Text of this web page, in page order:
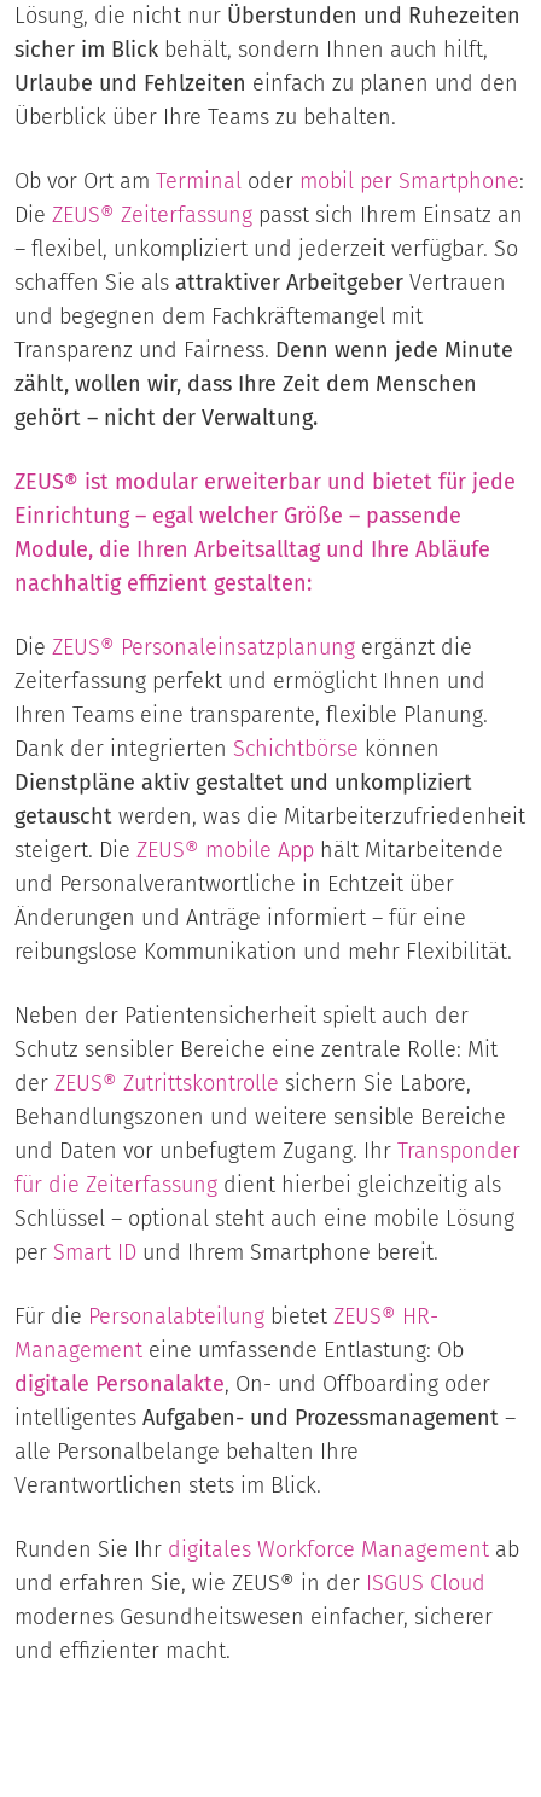
Lösung, die nicht nur Überstunden und Ruhezeiten
sicher im Blick behält, sondern Ihnen auch hilft,
Urlaube und Fehlzeiten einfach zu planen und den
Überblick über Ihre Teams zu behalten.
Ob vor Ort am Terminal oder mobil per Smartphone:
Die ZEUS® Zeiterfassung passt sich Ihrem Einsatz an
– flexibel, unkompliziert und jederzeit verfügbar. So
schaffen Sie als attraktiver Arbeitgeber Vertrauen
und begegnen dem Fachkräftemangel mit
Transparenz und Fairness. Denn wenn jede Minute
zählt, wollen wir, dass Ihre Zeit dem Menschen
gehört – nicht der Verwaltung.
ZEUS® ist modular erweiterbar und bietet für jede
Einrichtung – egal welcher Größe – passende
Module, die Ihren Arbeitsalltag und Ihre Abläufe
nachhaltig effizient gestalten:
Die ZEUS® Personaleinsatzplanung ergänzt die
Zeiterfassung perfekt und ermöglicht Ihnen und
Ihren Teams eine transparente, flexible Planung.
Dank der integrierten Schichtbörse können
Dienstpläne aktiv gestaltet und unkompliziert
getauscht werden, was die Mitarbeiterzufriedenheit
steigert. Die ZEUS® mobile App hält Mitarbeitende
und Personalverantwortliche in Echtzeit über
Änderungen und Anträge informiert – für eine
reibungslose Kommunikation und mehr Flexibilität.
Neben der Patientensicherheit spielt auch der
Schutz sensibler Bereiche eine zentrale Rolle: Mit
der ZEUS® Zutrittskontrolle sichern Sie Labore,
Behandlungszonen und weitere sensible Bereiche
und Daten vor unbefugtem Zugang. Ihr Transponder
für die Zeiterfassung dient hierbei gleichzeitig als
Schlüssel – optional steht auch eine mobile Lösung
per Smart ID und Ihrem Smartphone bereit.
Für die Personalabteilung bietet ZEUS® HR-
Management eine umfassende Entlastung: Ob
digitale Personalakte, On- und Offboarding oder
intelligentes Aufgaben- und Prozessmanagement –
alle Personalbelange behalten Ihre
Verantwortlichen stets im Blick.
Runden Sie Ihr digitales Workforce Management ab
und erfahren Sie, wie ZEUS® in der ISGUS Cloud
modernes Gesundheitswesen einfacher, sicherer
und effizienter macht.